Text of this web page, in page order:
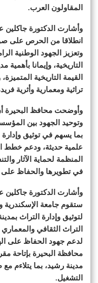
المقاولون العرب.
وأشارت الدكتورة جاكلين
انطلاقا من الحرص على
وتعزيز الجهود الوطنية
التاريخية، وإيمانا
القيمة التاريخية
تراثية ومعمارية وأثرية
وأوضحت محافظ البحيرة
وتوحيد الجهود بين
بما يسهم في توثيق
علمية حديثة، ودعم خطط
المنظمة لحماية الآثار
في تطويرها والحفاظ على
وأشارت الدكتورة جاكلين
ستقوم جامعة الإسكندرية
لتوثيق وإدارة التراث
التراث الثقافي
لدعم جهود الحفاظ على
محافظة البحيرة بإتاحة
مدينة رشيد، بما يتلاءم
التشغيل.